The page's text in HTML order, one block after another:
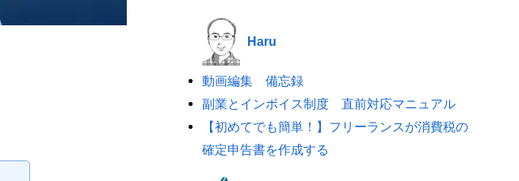
Haru
動画編集 備忘録
副業とインボイス制度 直前対応マニュアル
【初めてでも簡単！】フリーランスが消費税の
確定申告書を作成する